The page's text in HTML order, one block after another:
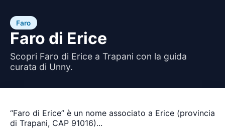
Faro
Faro di Erice
Scopri Faro di Erice a Trapani con la guida
curata di Unny.
“Faro di Erice” è un nome associato a Erice (provincia
di Trapani, CAP 91016)...